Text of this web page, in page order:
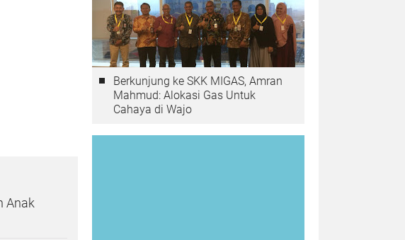
Anak
Berkunjung ke SKK MIGAS, Amran
Mahmud: Alokasi Gas Untuk
Cahaya di Wajo